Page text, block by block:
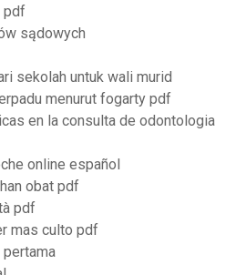
pdf
sądowych
sekolah untuk wali murid
menurut fogarty pdf
en la consulta de odontologia
online español
obat pdf
pdf
mas culto pdf
pertama